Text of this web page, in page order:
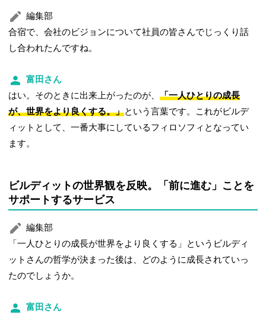
編集部
合宿で、会社のビジョンについて社員の皆さんでじっくり話
し合われたんですね。
富田さん
はい。そのときに出来上がったのが、「一人ひとりの成長
が、世界をより良くする。」という言葉です。これがビルデ
ィットとして、一番大事にしているフィロソフィとなってい
ます。
ビルディットの世界観を反映。「前に進む」ことを
サポートするサービス
編集部
「一人ひとりの成長が世界をより良くする」というビルディ
ットさんの哲学が決まった後は、どのように成長されていっ
たのでしょうか。
富田さん